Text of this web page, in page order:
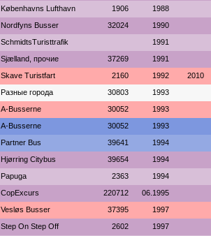
Københavns Lufthavn 1906 1988
Nordfyns Busser 32024 1990
SchmidtsTuristtrafik 1991
Sjælland, прочие 37269 1991
Skave Turistfart 2160 1992 2010
Разные города 30803 1993
A-Busserne 30052 1993
A-Busserne 30052 1993
Partner Bus 39641 1994
Hjørring Citybus 39654 1994
Papuga 2363 1994
CopExcurs 220712 06.1995
Vesløs Busser 37395 1997
Step On Step Off 2602 1997